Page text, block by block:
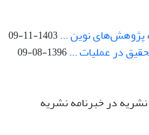
پژوهش‌های نوین ...1403-11-09
در عملیات ...1396-08-09
در خبرنامه نشریه